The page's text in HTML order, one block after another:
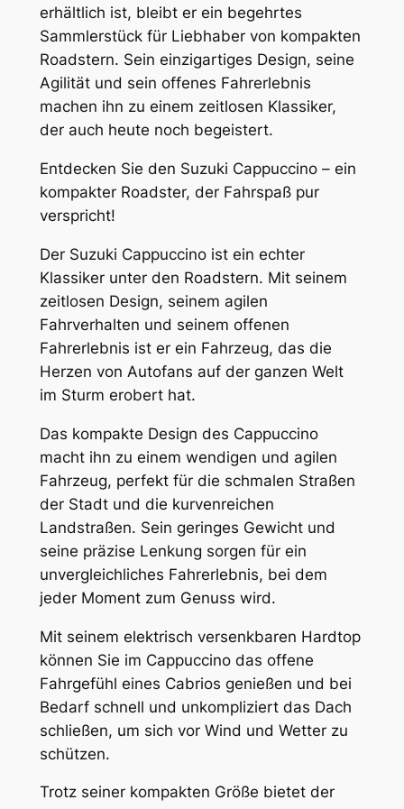
erhältlich ist, bleibt er ein begehrtes
Sammlerstück für Liebhaber von kompakten
Roadstern. Sein einzigartiges Design, seine
Agilität und sein offenes Fahrerlebnis
machen ihn zu einem zeitlosen Klassiker,
der auch heute noch begeistert.
Entdecken Sie den Suzuki Cappuccino – ein
kompakter Roadster, der Fahrspaß pur
verspricht!
Der Suzuki Cappuccino ist ein echter
Klassiker unter den Roadstern. Mit seinem
zeitlosen Design, seinem agilen
Fahrverhalten und seinem offenen
Fahrerlebnis ist er ein Fahrzeug, das die
Herzen von Autofans auf der ganzen Welt
im Sturm erobert hat.
Das kompakte Design des Cappuccino
macht ihn zu einem wendigen und agilen
Fahrzeug, perfekt für die schmalen Straßen
der Stadt und die kurvenreichen
Landstraßen. Sein geringes Gewicht und
seine präzise Lenkung sorgen für ein
unvergleichliches Fahrerlebnis, bei dem
jeder Moment zum Genuss wird.
Mit seinem elektrisch versenkbaren Hardtop
können Sie im Cappuccino das offene
Fahrgefühl eines Cabrios genießen und bei
Bedarf schnell und unkompliziert das Dach
schließen, um sich vor Wind und Wetter zu
schützen.
Trotz seiner kompakten Größe bietet der